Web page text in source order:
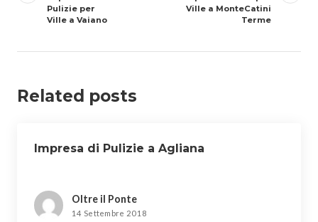
Pulizie per
Ville a Vaiano
Ville a MonteCatini
Terme
Related posts
Impresa di Pulizie a Agliana
Oltre il Ponte
14 Settembre 2018